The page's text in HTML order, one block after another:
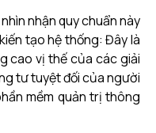
nhận quy chuẩn này
tạo hệ thống: Đây là
cao vị thế của các giải
tư tuyệt đối của người
mềm quản trị thông